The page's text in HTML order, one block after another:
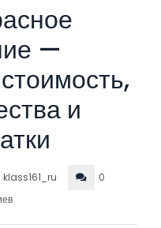
—
и
klass161_ru
0